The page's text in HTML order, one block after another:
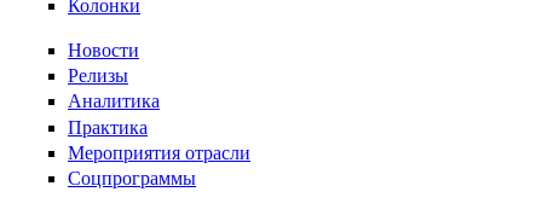
Колонки
Новости
Релизы
Аналитика
Практика
Мероприятия отрасли
Соцпрограммы